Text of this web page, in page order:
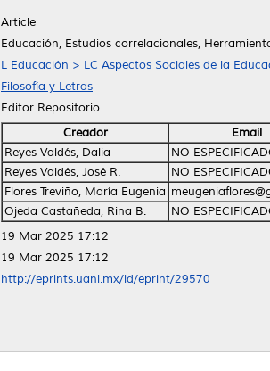
Article
Educación, Estudios correlacionales,
L Educación > LC Aspectos Sociales de la
Filosofía y Letras
Editor Repositorio
Creador Email
Reyes Valdés, Dalia
NO
Reyes Valdés, José R.
NO
Flores Treviño, María Eugenia
Ojeda Castañeda, Rina B.
NO
19 Mar 2025 17:12
19 Mar 2025 17:12
http://eprints.uanl.mx/id/eprint/29570